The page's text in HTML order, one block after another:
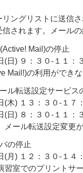
グリストに送信さ
れます。メールの
Mail)の停止
日) ９：３０-１１：
の利用ができな
ル転送設定サービス
木) １３：３０-１７
日) ８：３０-１１：
ール転送設定変更が
の停止
月) １２：３０-１４
室でのプリントサー